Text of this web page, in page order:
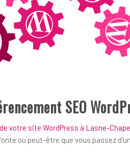
SEO
votre site WordPress à Lasne-
ou peut-être que vous passez